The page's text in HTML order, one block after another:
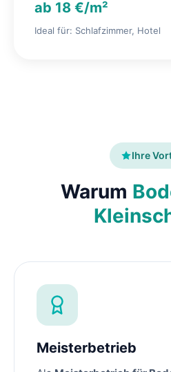
ab 18 €/m²
Ideal für: Schlafzimmer, Hotel
Ihre
Warum
Meisterbetrieb